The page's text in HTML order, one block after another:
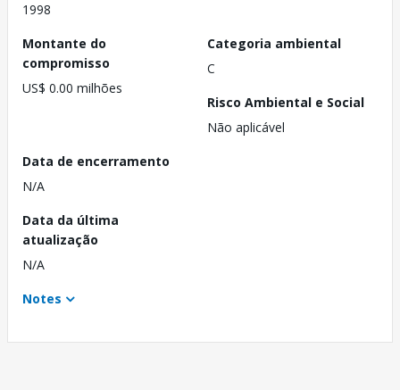
1998
Montante do
compromisso
US$ 0.00 milhões
Categoria ambiental
C
Risco Ambiental e Social
Não aplicável
Data de encerramento
N/A
Data da última
atualização
N/A
Notes